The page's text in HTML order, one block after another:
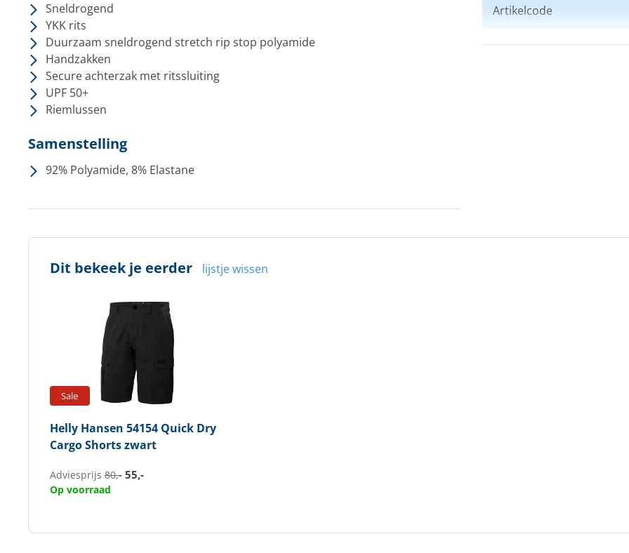
Sneldrogend
YKK rits
Duurzaam sneldrogend stretch rip stop polyamide
Handzakken
Secure achterzak met ritssluiting
UPF 50+
Riemlussen
Samenstelling
92% Polyamide, 8% Elastane
Artikelcode
Maat
Dit bekeek je eerder lijstje wissen
Sale
Helly Hansen 54154 Quick Dry
Cargo Shorts zwart
Adviesprijs80,- 55,-
Op voorraad